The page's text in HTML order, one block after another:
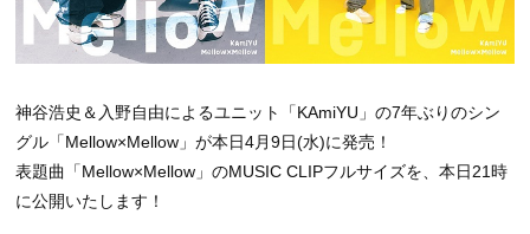
神谷浩史＆入野自由によるユニット「KAmiYU」の7年ぶりのシン
グル「Mellow×Mellow」が本日4月9日(水)に発売！
表題曲「Mellow×Mellow」のMUSIC CLIPフルサイズを、本日21時
に公開いたします！